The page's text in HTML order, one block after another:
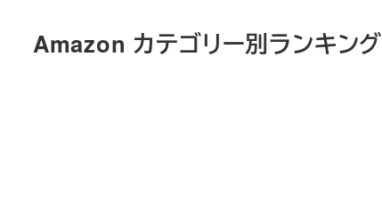
Amazon カテゴリー別ランキング